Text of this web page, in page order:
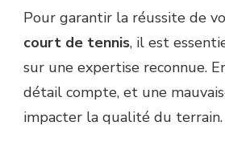
Pour garantir la réussite de
court de tennis, il est
sur une expertise reconnue.
détail compte, et une
impacter la qualité du terrain.